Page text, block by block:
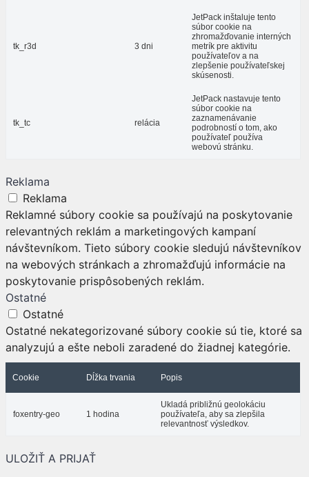
tk_r3d 3 dni
JetPack inštaluje tento
súbor cookie na
zhromažďovanie interných
metrík pre aktivitu
používateľov a na
zlepšenie používateľskej
skúsenosti.
tk_tc relácia
JetPack nastavuje tento
súbor cookie na
zaznamenávanie
podrobností o tom, ako
používateľ používa
webovú stránku.
Reklama
Reklama
Reklamné súbory cookie sa používajú na poskytovanie
relevantných reklám a marketingových kampaní
návštevníkom. Tieto súbory cookie sledujú návštevníkov
na webových stránkach a zhromažďujú informácie na
poskytovanie prispôsobených reklám.
Ostatné
Ostatné
Ostatné nekategorizované súbory cookie sú tie, ktoré sa
analyzujú a ešte neboli zaradené do žiadnej kategórie.
Cookie Dĺžka trvania Popis
foxentry-geo 1 hodina
Ukladá približnú geolokáciu
používateľa, aby sa zlepšila
relevantnosť výsledkov.
ULOŽIŤ A PRIJAŤ